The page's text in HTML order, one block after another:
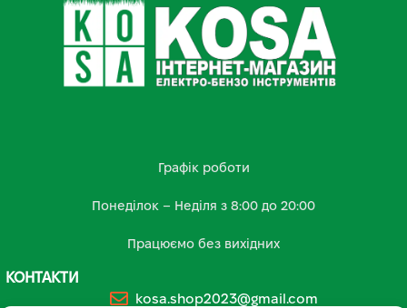
Графік роботи
Понеділок – Неділя з 8:00 до 20:00
Працюємо без вихідних
КОНТАКТИ
kosa.shop2023@gmail.com